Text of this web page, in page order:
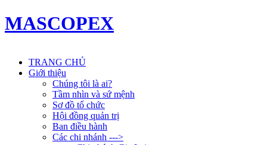
MASCOPEX
TRANG CHỦ
Giới thiệu
Chúng tôi là ai?
Tầm nhìn và sứ mệnh
Sơ đồ tổ chức
Hội đồng quản trị
Ban điều hành
Các chi nhánh --->